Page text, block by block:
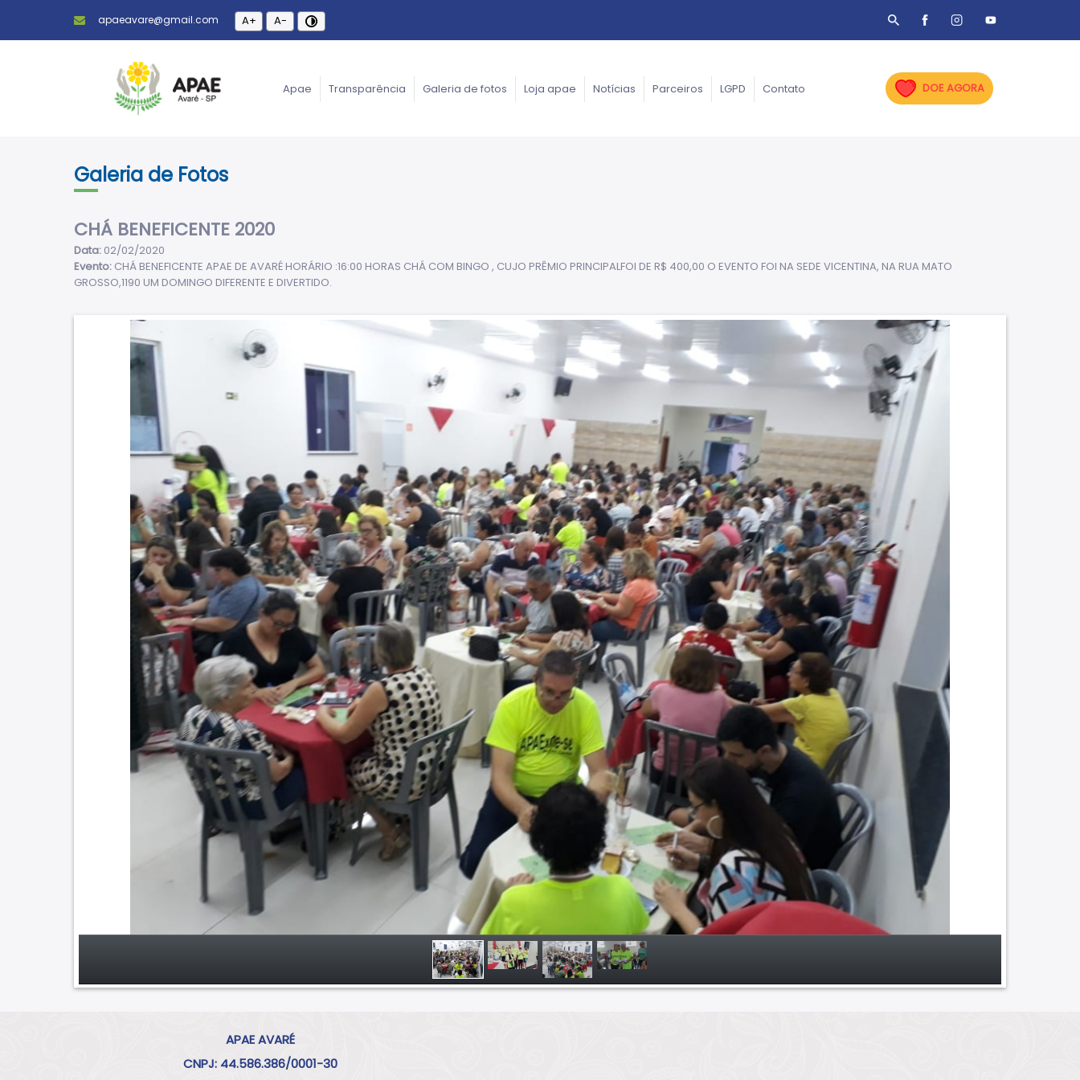
apaeavare@gmail.com A+ A-
Apae Transparência Galeria de fotos Loja apae Notícias Parceiros LGPD Contato DOE AGORA
Galeria de Fotos
CHÁ BENEFICENTE 2020
Data: 02/02/2020
Evento: CHÁ BENEFICENTE APAE DE AVARÉ HORÁRIO :16:00 HORAS CHÁ COM BINGO , CUJO PRÊMIO PRINCIPALFOI DE R$ 400,00 O EVENTO FOI NA SEDE VICENTINA, NA RUA MATO
GROSSO,1190 UM DOMINGO DIFERENTE E DIVERTIDO.
APAE AVARÉ
CNPJ: 44.586.386/0001-30